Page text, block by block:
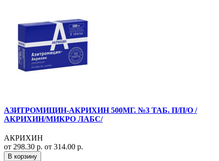
АЗИТРОМИЦИН-АКРИХИН 500МГ. №3 ТАБ. П/П/О /
АКРИХИН/МИКРО ЛАБС/
АКРИХИН
от 298.30 р. от 314.00 р.
В корзину